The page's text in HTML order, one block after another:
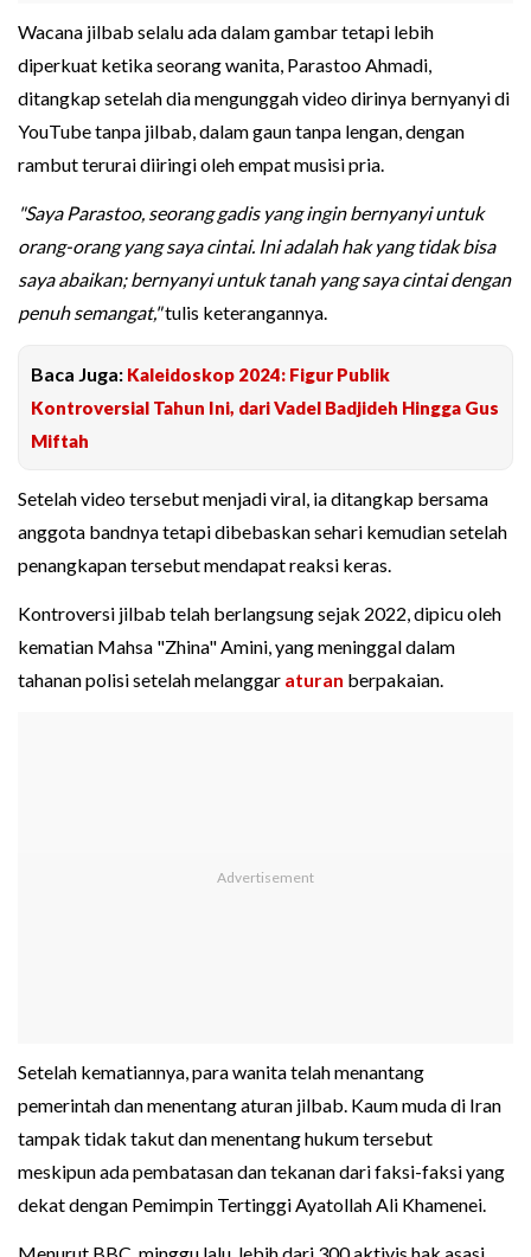
Wacana jilbab selalu ada dalam gambar tetapi lebih
diperkuat ketika seorang wanita, Parastoo Ahmadi,
ditangkap setelah dia mengunggah video dirinya bernyanyi di
YouTube tanpa jilbab, dalam gaun tanpa lengan, dengan
rambut terurai diiringi oleh empat musisi pria.
"Saya Parastoo, seorang gadis yang ingin bernyanyi untuk
orang-orang yang saya cintai. Ini adalah hak yang tidak bisa
saya abaikan; bernyanyi untuk tanah yang saya cintai dengan
penuh semangat,"tulis keterangannya.
Baca Juga: Kaleidoskop 2024: Figur Publik
Kontroversial Tahun Ini, dari Vadel Badjideh Hingga Gus
Miftah
Setelah video tersebut menjadi viral, ia ditangkap bersama
anggota bandnya tetapi dibebaskan sehari kemudian setelah
penangkapan tersebut mendapat reaksi keras.
Kontroversi jilbab telah berlangsung sejak 2022, dipicu oleh
kematian Mahsa "Zhina" Amini, yang meninggal dalam
tahanan polisi setelah melanggar aturan berpakaian.
Setelah kematiannya, para wanita telah menantang
pemerintah dan menentang aturan jilbab. Kaum muda di Iran
tampak tidak takut dan menentang hukum tersebut
meskipun ada pembatasan dan tekanan dari faksi-faksi yang
dekat dengan Pemimpin Tertinggi Ayatollah Ali Khamenei.